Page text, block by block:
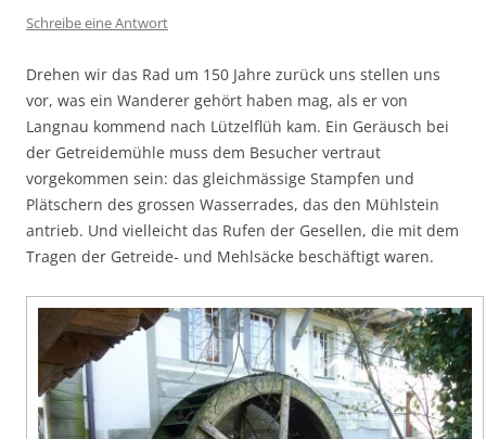
Schreibe eine Antwort
Drehen wir das Rad um 150 Jahre zurück uns stellen uns
vor, was ein Wanderer gehört haben mag, als er von
Langnau kommend nach Lützelflüh kam. Ein Geräusch bei
der Getreidemühle muss dem Besucher vertraut
vorgekommen sein: das gleichmässige Stampfen und
Plätschern des grossen Wasserrades, das den Mühlstein
antrieb. Und vielleicht das Rufen der Gesellen, die mit dem
Tragen der Getreide- und Mehlsäcke beschäftigt waren.